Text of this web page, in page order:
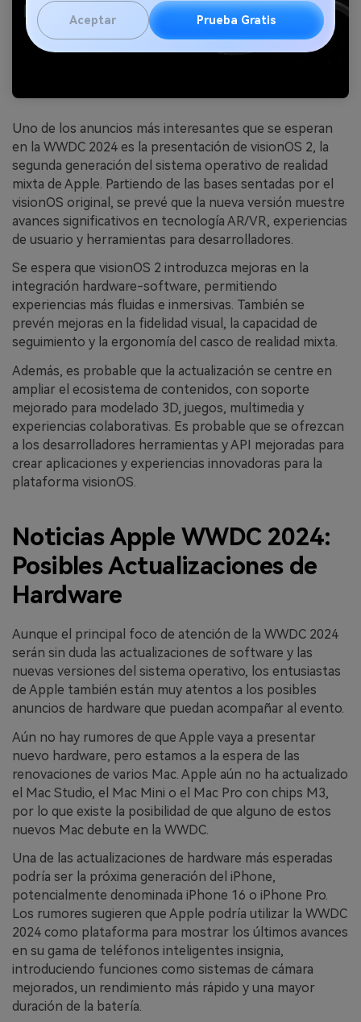
Aceptar Prueba Gratis
Uno de los anuncios más interesantes que se esperan
en la WWDC 2024 es la presentación de visionOS 2, la
segunda generación del sistema operativo de realidad
mixta de Apple. Partiendo de las bases sentadas por el
visionOS original, se prevé que la nueva versión muestre
avances significativos en tecnología AR/VR, experiencias
de usuario y herramientas para desarrolladores.
Se espera que visionOS 2 introduzca mejoras en la
integración hardware-software, permitiendo
experiencias más fluidas e inmersivas. También se
prevén mejoras en la fidelidad visual, la capacidad de
seguimiento y la ergonomía del casco de realidad mixta.
Además, es probable que la actualización se centre en
ampliar el ecosistema de contenidos, con soporte
mejorado para modelado 3D, juegos, multimedia y
experiencias colaborativas. Es probable que se ofrezcan
a los desarrolladores herramientas y API mejoradas para
crear aplicaciones y experiencias innovadoras para la
plataforma visionOS.
Noticias Apple WWDC 2024:
Posibles Actualizaciones de
Hardware
Aunque el principal foco de atención de la WWDC 2024
serán sin duda las actualizaciones de software y las
nuevas versiones del sistema operativo, los entusiastas
de Apple también están muy atentos a los posibles
anuncios de hardware que puedan acompañar al evento.
Aún no hay rumores de que Apple vaya a presentar
nuevo hardware, pero estamos a la espera de las
renovaciones de varios Mac. Apple aún no ha actualizado
el Mac Studio, el Mac Mini o el Mac Pro con chips M3,
por lo que existe la posibilidad de que alguno de estos
nuevos Mac debute en la WWDC.
Una de las actualizaciones de hardware más esperadas
podría ser la próxima generación del iPhone,
potencialmente denominada iPhone 16 o iPhone Pro.
Los rumores sugieren que Apple podría utilizar la WWDC
2024 como plataforma para mostrar los últimos avances
en su gama de teléfonos inteligentes insignia,
introduciendo funciones como sistemas de cámara
mejorados, un rendimiento más rápido y una mayor
duración de la batería.